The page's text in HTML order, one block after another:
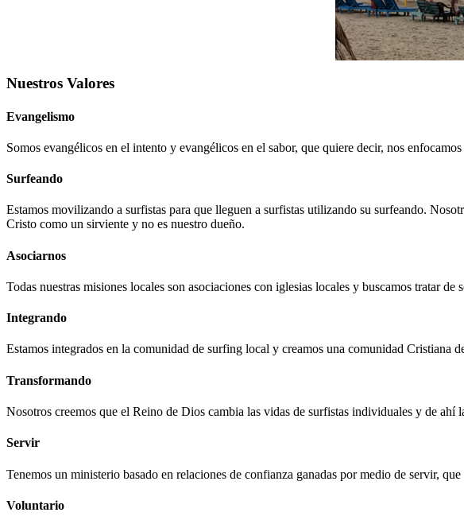
Nuestros Valores
Evangelismo
Somos evangélicos en el intento y evangélicos en el sabor, que quiere decir, nos
Surfeando
Estamos movilizando a surfistas para que lleguen a surfistas utilizando su surfeando.
Cristo como un sirviente y no es nuestro dueño.
Asociarnos
Todas nuestras misiones locales son asociaciones con iglesias locales y buscamos tratar
Integrando
Estamos integrados en la comunidad de surfing local y creamos una comunidad
Transformando
Nosotros creemos que el Reino de Dios cambia las vidas de surfistas individuales y de ahí
Servir
Tenemos un ministerio basado en relaciones de confianza ganadas por medio de servir,
Voluntario